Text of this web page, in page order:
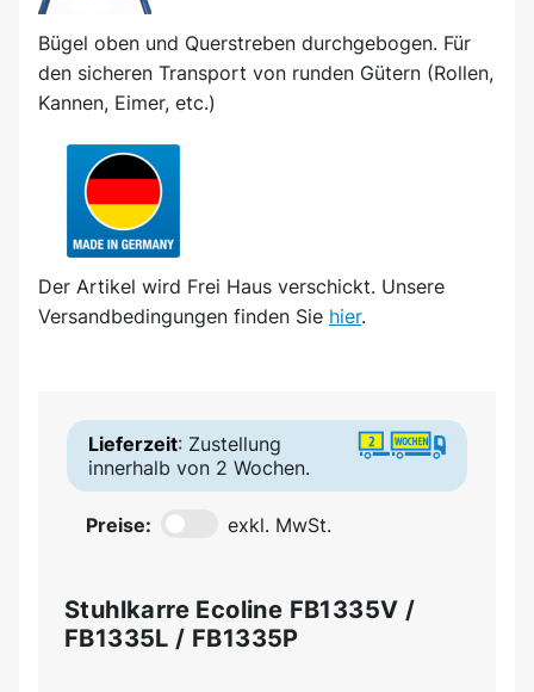
Bügel oben und Querstreben durchgebogen. Für
den sicheren Transport von runden Gütern (Rollen,
Kannen, Eimer, etc.)
Der Artikel wird Frei Haus verschickt. Unsere
Versandbedingungen finden Sie hier.
Lieferzeit: Zustellung
innerhalb von 2 Wochen.
Preise: exkl. MwSt.
Stuhlkarre Ecoline FB1335V /
FB1335L / FB1335P